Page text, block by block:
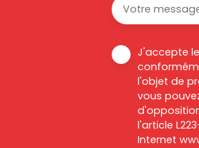
Votre
J'accepte
l'objet de
vous
l'article
Internet